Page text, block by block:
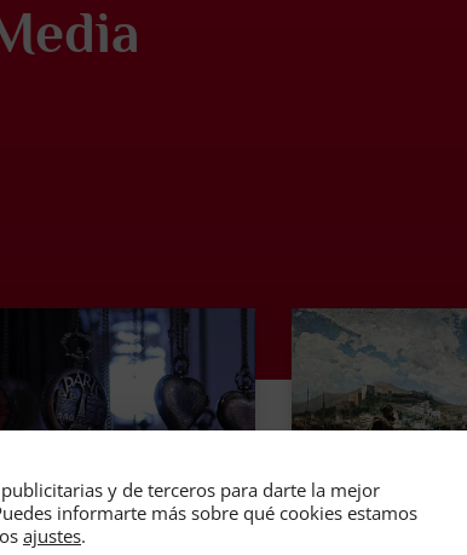
y de terceros para darte la mejor
informarte más sobre qué cookies estamos
ajustes.